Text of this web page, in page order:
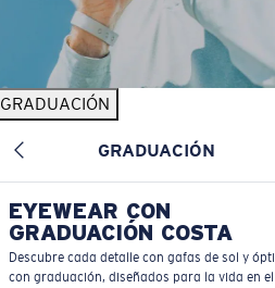
GRADUACIÓN
GRADUACIÓN
EYEWEAR CON
GRADUACIÓN COSTA
Descubre cada detalle con gafas de sol y
con graduación, diseñados para la vida en el